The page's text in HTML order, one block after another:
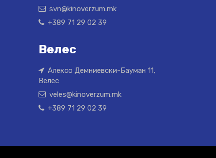
svn@kinoverzum.mk
+389 71 29 02 39
Велес
Алексо Демниевски-Бауман 11,
Велес
veles@kinoverzum.mk
+389 71 29 02 39